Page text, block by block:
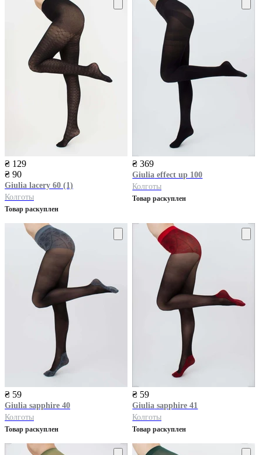
₴ 129
₴ 90
Giulia lacery 60 (1)
Колготы
Товар раскуплен
₴ 369
Giulia effect up 100
Колготы
Товар раскуплен
₴ 59
Giulia sapphire 40
Колготы
Товар раскуплен
₴ 59
Giulia sapphire 41
Колготы
Товар раскуплен